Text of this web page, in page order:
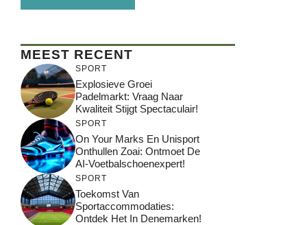
MEEST RECENT
SPORT
Explosieve Groei
Padelmarkt: Vraag Naar
Kwaliteit Stijgt Spectaculair!
SPORT
On Your Marks En Unisport
Onthullen Zoai: Ontmoet De
AI-Voetbalschoenexpert!
SPORT
Toekomst Van
Sportaccommodaties:
Ontdek Het In Denemarken!